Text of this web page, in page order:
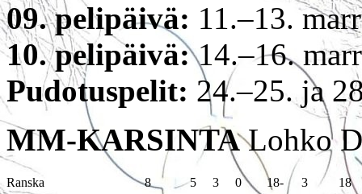
09. pelipäivä: 11.–13.
10. pelipäivä:14.–16.
Pudotuspelit: 24.–25. ja
MM-KARSINTALohko D
Ranska 8 5 3 0 18- 3 18